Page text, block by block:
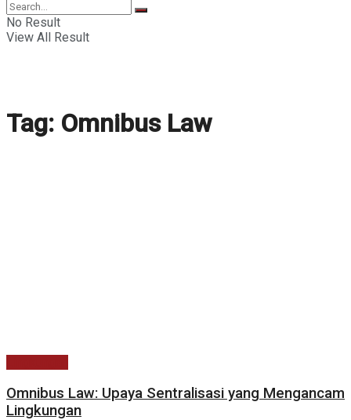
No Result
View All Result
Tag: Omnibus Law
Omnibus Law: Upaya Sentralisasi yang Mengancam
Lingkungan